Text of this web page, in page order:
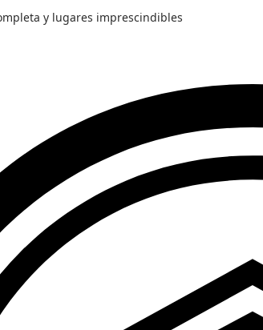
y lugares imprescindibles